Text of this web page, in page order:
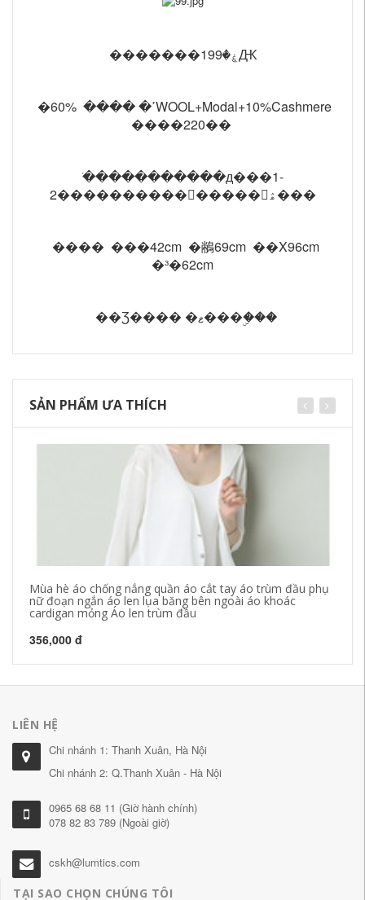
�������ۼ�199Ԫ
�ߴ� ���� 60%WOOL+Modal+10%Cashmere
����220��
�ֹ����������д���1-
2���������������͹ۿ���
���� ���42cm �䳤69cm ��Χ96cm
�³�62cm
��Ʒ���� �ޱ���ۣ���
SẢN PHẨM ƯA THÍCH
Mùa hè áo chống nắng quần áo cắt tay áo trùm đầu phụ
nữ đoạn ngắn áo len lụa băng bên ngoài áo khoác
cardigan mỏng Áo len trùm đầu
356,000 đ
LIÊN HỆ
Chi nhánh 1: Thanh Xuân, Hà Nội
Chi nhánh 2: Q.Thanh Xuân - Hà Nội
0965 68 68 11 (Giờ hành chính)
078 82 83 789 (Ngoài giờ)
cskh@lumtics.com
TẠI SAO CHỌN CHÚNG TÔI